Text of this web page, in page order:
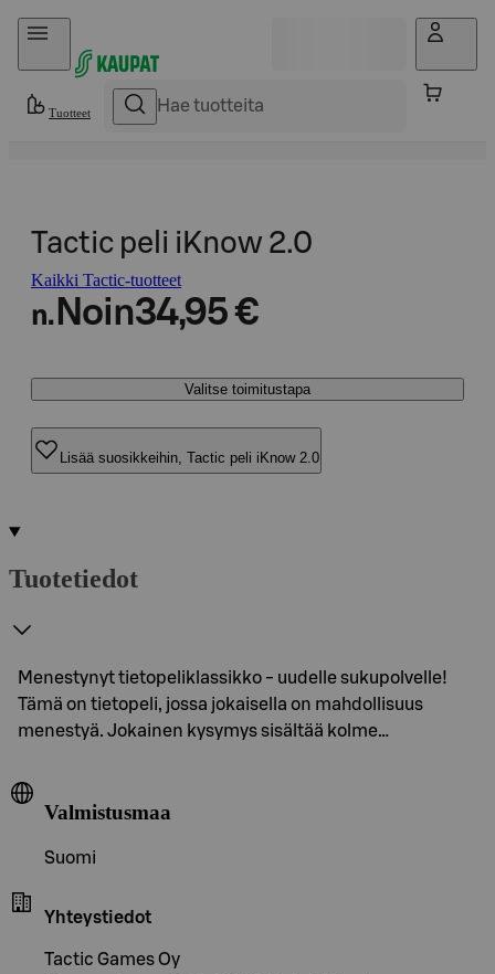
Hyppää sisältöön
Tuotteet
Tactic peli iKnow 2.0
Kaikki Tactic-tuotteet
n. Noin34,95 €
Valitse toimitustapa
Lisää suosikkeihin, Tactic peli iKnow 2.0
Tuotetiedot
Menestynyt tietopeliklassikko - uudelle sukupolvelle!
Tämä on tietopeli, jossa jokaisella on mahdollisuus
menestyä. Jokainen kysymys sisältää kolme…
Valmistusmaa
Suomi
Yhteystiedot
Tactic Games Oy